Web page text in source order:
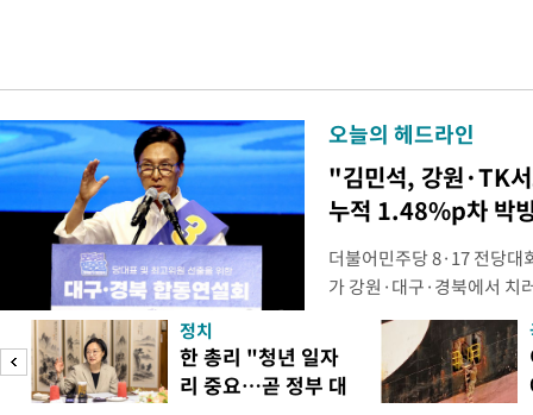
오늘의 헤드라인
"김민석, 강원·TK
누적 1.48%p차 박
더불어민주당 8·17 전당대
가 강원·대구·경북에서 치
48.54%(1만8977표)를 얻
를 1622표(4.14%p) 차로
·인천 권리당원 투표에서
적 합산(가중치 미반영)에
정치
한 총리 "청년 일자
리 중요…곧 정부 대